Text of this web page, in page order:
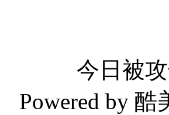
今日被
Powered by